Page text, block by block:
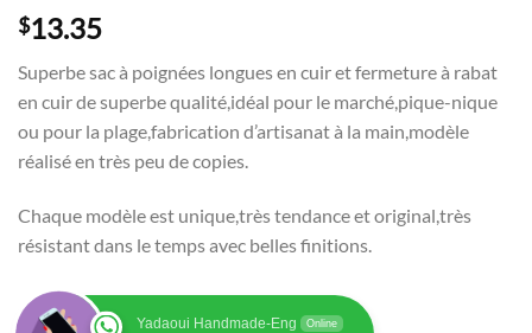
$13.35
Superbe sac à poignées longues en cuir et fermeture à rabat
en cuir de superbe qualité,idéal pour le marché,pique-nique
ou pour la plage,fabrication d’artisanat à la main,modèle
réalisé en très peu de copies.
Chaque modèle est unique,très tendance et original,très
résistant dans le temps avec belles finitions.
Yadaoui Handmade-Eng Online